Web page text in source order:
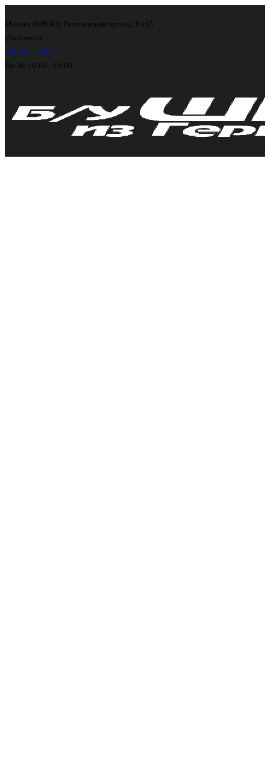
Москва (ЮВАО), Егорьевский проезд, 8 с15
(Люблино)
info@shini56.ru
Пн- Вс 10:00 - 19:00